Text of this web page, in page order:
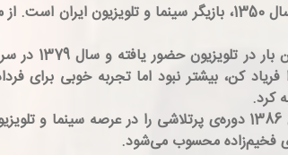
فرداد صفاخو متولد سال 1350، بازیگر سینما و
فرداد
کن، بیشتر نبود اما تجربه خوبی برای
کرد.
فرداد صفاخو در سال 1386 دوره‌ی پرتلاشی را در
فخیم‌زاده محسوب می‌شود.